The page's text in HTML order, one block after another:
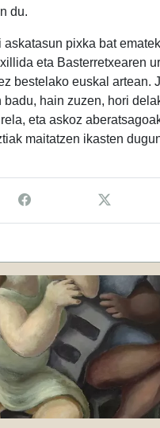
du.
askatasun pixka bat
eta Basterretxearen
bestelako euskal artean.
hain zuzen, hori
eta askoz
maitatzen ikasten